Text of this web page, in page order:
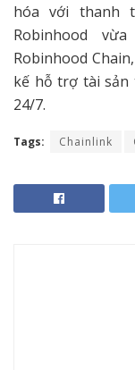
hóa với thanh
Robinhood
Robinhood
kế hỗ trợ tài sản
24/7.
Tags: Chainlink